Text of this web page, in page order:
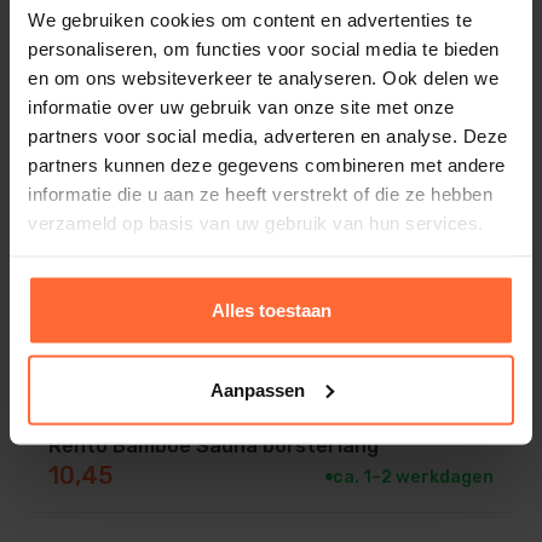
We gebruiken cookies om content en advertenties te
personaliseren, om functies voor social media te bieden
en om ons websiteverkeer te analyseren. Ook delen we
informatie over uw gebruik van onze site met onze
partners voor social media, adverteren en analyse. Deze
partners kunnen deze gegevens combineren met andere
informatie die u aan ze heeft verstrekt of die ze hebben
verzameld op basis van uw gebruik van hun services.
Alles toestaan
Aanpassen
naar gewenst effect).
Roer het mengsel goed door.
Giet langzaam over de hete saunastenen om
stoom en geur vrij te laten komen.
Tips:
te mengen.
Rento Bamboe nagel borstel rond
ca. 1–2 werkdagen
Rento Bamboe Sauna borstel lang
10,45 ca. 1–2 werkdagen